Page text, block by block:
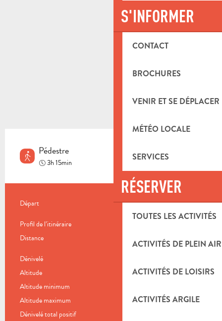
S'INFORMER
CONTACT
BROCHURES
VENIR ET SE DÉPLACER
MÉTÉO LOCALE
SERVICES
RÉSERVER
TOUTES LES ACTIVITÉS
ACTIVITÉS DE PLEIN AIR
ACTIVITÉS DE LOISIRS
ACTIVITÉS ARGILE
Pédestre
3h 15min
INFORMATIONS PRATIQUES
Départ Aubagne
Profil de l’itinéraire
Distance 8.6 km
Dénivelé
Altitude 203 m
Altitude minimum
Altitude maximum 521 m
Dénivelé total positif